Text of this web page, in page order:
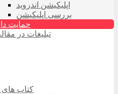
اپلیکیشن اندروید
بررسی اپلیکیشن
حمایت
تبلیغات در
کتاب های